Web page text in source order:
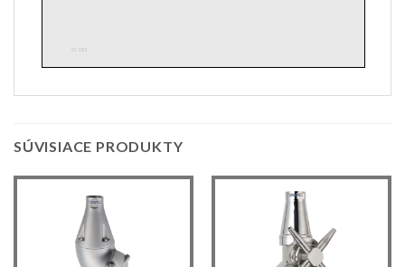
SÚVISIACE PRODUKTY